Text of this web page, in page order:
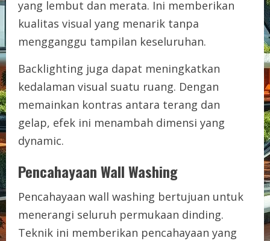
yang lembut dan merata. Ini memberikan
kualitas visual yang menarik tanpa
mengganggu tampilan keseluruhan.
Backlighting juga dapat meningkatkan
kedalaman visual suatu ruang. Dengan
memainkan kontras antara terang dan
gelap, efek ini menambah dimensi yang
dynamic.
Pencahayaan Wall Washing
Pencahayaan wall washing bertujuan untuk
menerangi seluruh permukaan dinding.
Teknik ini memberikan pencahayaan yang